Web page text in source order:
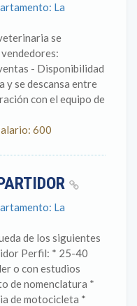
La
se
- Disponibilidad
y se descansa entre
con el equipo de
600
La
de los siguientes
Perfil: * 25-40
o con estudios
de nomenclatura *
de motocicleta *